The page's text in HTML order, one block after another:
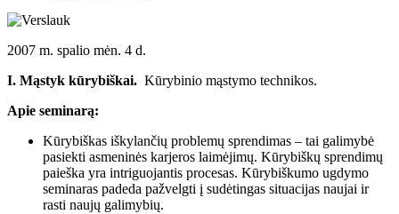
2007 m. spalio mėn. 4 d.
I. Mąstyk kūrybiškai. Kūrybinio mąstymo technikos.
Apie seminarą:
Kūrybiškas iškylančių problemų sprendimas – tai galimybė
pasiekti asmeninės karjeros laimėjimų. Kūrybiškų sprendimų
paieška yra intriguojantis procesas. Kūrybiškumo ugdymo
seminaras padeda pažvelgti į sudėtingas situacijas naujai ir
rasti naujų galimybių.